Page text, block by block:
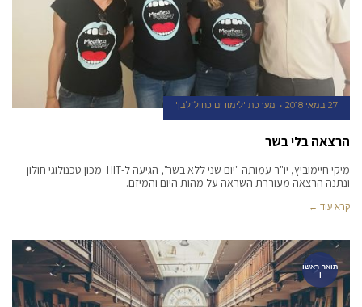
27 במאי 2018 מערכת 'לימודים כחול־לבן'
הרצאה בלי בשר
מיקי חיימוביץ, יו"ר עמותה "יום שני ללא בשר", הגיעה ל-HIT מכון טכנולוגי חולון
ונתנה הרצאה מעוררת השראה על מהות היום והמיזם.
קרא עוד ←
תואר ראשו
ן